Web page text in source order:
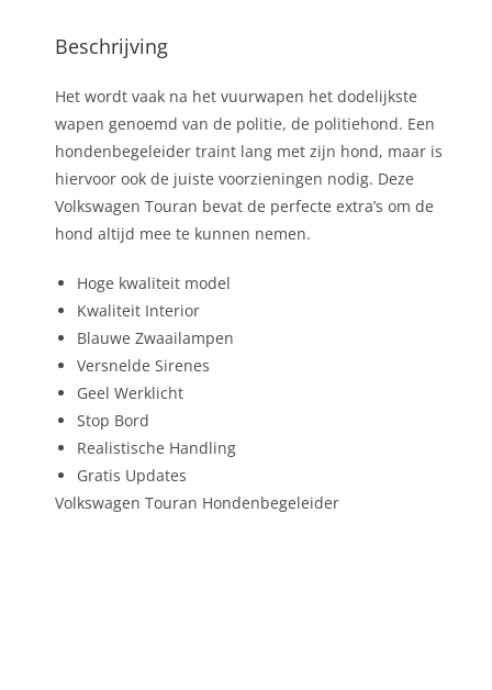
Beschrijving
Het wordt vaak na het vuurwapen het dodelijkste
wapen genoemd van de politie, de politiehond. Een
hondenbegeleider traint lang met zijn hond, maar is
hiervoor ook de juiste voorzieningen nodig. Deze
Volkswagen Touran bevat de perfecte extra’s om de
hond altijd mee te kunnen nemen.
Hoge kwaliteit model
Kwaliteit Interior
Blauwe Zwaailampen
Versnelde Sirenes
Geel Werklicht
Stop Bord
Realistische Handling
Gratis Updates
Volkswagen Touran Hondenbegeleider